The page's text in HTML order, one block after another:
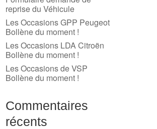
reprise du Véhicule
Les Occasions GPP Peugeot
Bollène du moment !
Les Occasions LDA Citroën
Bollène du moment !
Les Occasions de VSP
Bollène du moment !
Commentaires
récents